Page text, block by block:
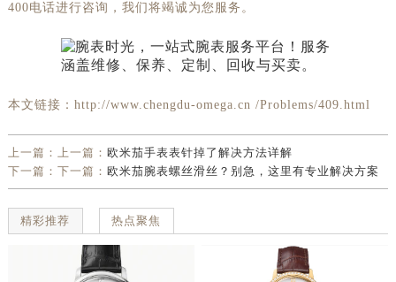
400电话进行咨询，我们将竭诚为您服务。
本文链接：http://www.chengdu-omega.cn /Problems/409.html
上一篇：上一篇： 欧米茄手表表针掉了解决方法详解
下一篇：下一篇： 欧米茄腕表螺丝滑丝？别急，这里有专业解决方案
精彩推荐 热点聚焦